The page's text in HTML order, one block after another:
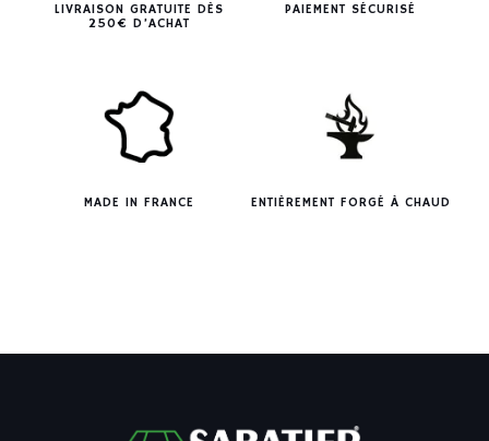
LIVRAISON GRATUITE DÈS
250€ D’ACHAT
PAIEMENT SÉCURISÉ
MADE IN FRANCE ENTIÈREMENT FORGÉ À CHAUD